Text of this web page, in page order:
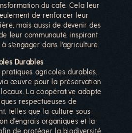
du café. Cela leur
de renforcer leur
mais aussi de devenir des
leur communauté, inspirant
s'engager dans l'agriculture.
Durables
agricoles durables,
œuvre pour la préservation
La coopérative adopte
respectueuses de
telles que la culture sous
d'engrais organiques et la
de protéger la biodiversité